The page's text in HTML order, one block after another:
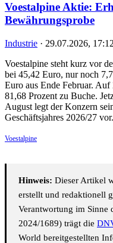
Voestalpine Aktie:
Bewährungsprobe
Industrie · 29.07.2026,
Voestalpine steht kurz vor
bei 45,42 Euro, nur noch
Euro aus Ende Februar.
81,68 Prozent zu Buche.
August legt der Konzern
Geschäftsjahres 2026/27
Voestalpine
Hinweis: Dieser Artikel
erstellt und redaktionell
Verantwortung im
2024/1689) trägt die
World bereitgestellten